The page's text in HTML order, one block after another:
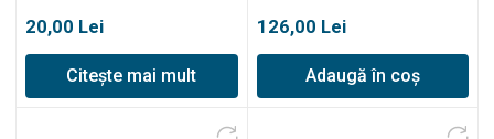
20,00 Lei
Citește mai mult
10m, duză în spirală
126,00 Lei
Adaugă în coș